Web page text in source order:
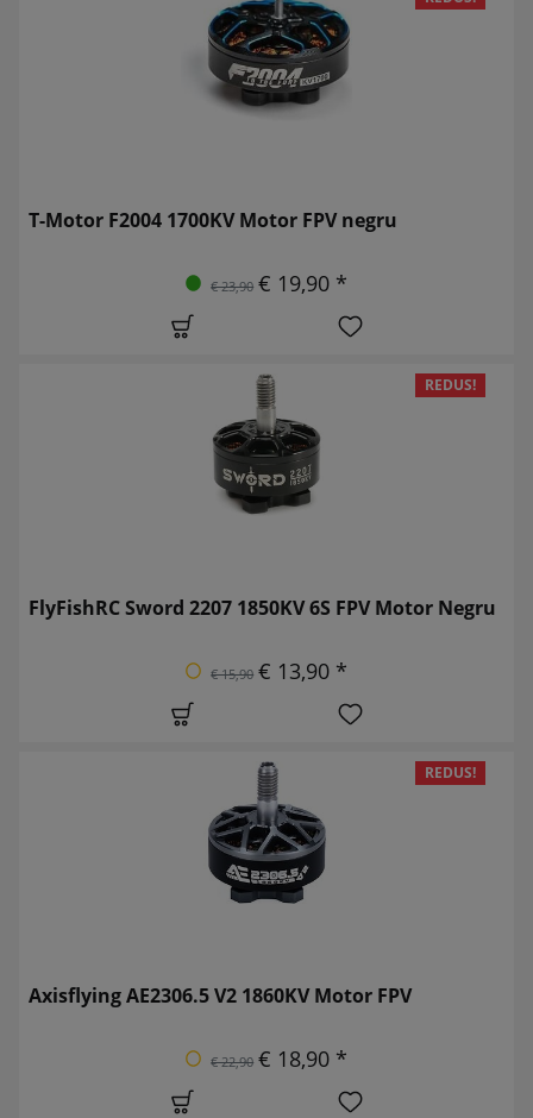
T-Motor F2004 1700KV Motor FPV negru
€ 23,90 € 19,90 *
REDUS!
FlyFishRC Sword 2207 1850KV 6S FPV Motor Negru
€ 15,90 € 13,90 *
REDUS!
Axisflying AE2306.5 V2 1860KV Motor FPV
€ 22,90 € 18,90 *